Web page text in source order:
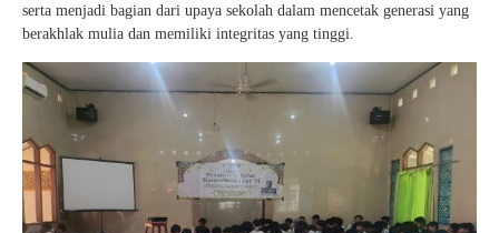
serta menjadi bagian dari upaya sekolah dalam mencetak generasi yang
berakhlak mulia dan memiliki integritas yang tinggi.